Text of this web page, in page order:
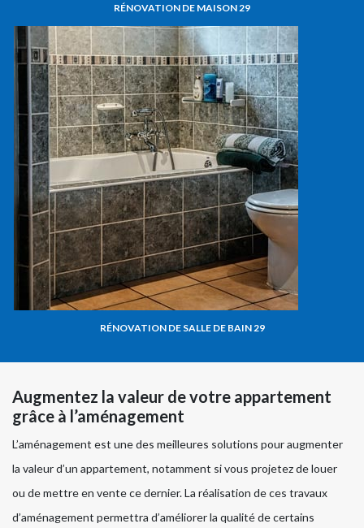
RÉNOVATION DE MAISON 29
RÉNOVATION DE SALLE DE BAIN 29
Augmentez la valeur de votre appartement
grâce à l’aménagement
L’aménagement est une des meilleures solutions pour augmenter
la valeur d’un appartement, notamment si vous projetez de louer
ou de mettre en vente ce dernier. La réalisation de ces travaux
d’aménagement permettra d’améliorer la qualité de certains